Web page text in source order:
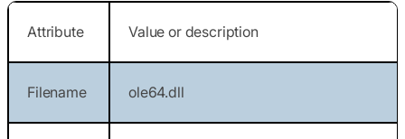
Attribute Value or description
Filename ole64.dll